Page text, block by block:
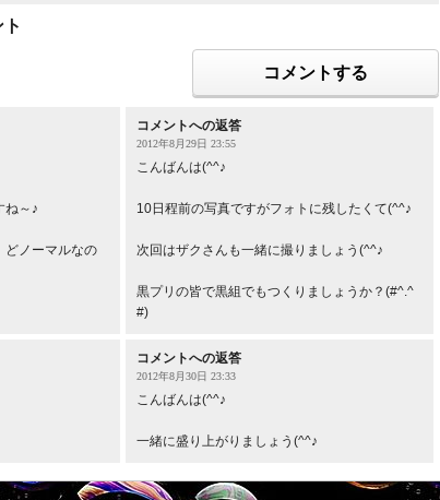
コメントする
ね～♪
どノーマルなの
コメントへの返答
2012年8月29日 23:55
こんばんは(^^♪
10日程前の写真ですがフォトに残したくて(^^♪
次回はザクさんも一緒に撮りましょう(^^♪
黒プリの皆で黒組でもつくりましょうか？(#^.^
#)
コメントへの返答
2012年8月30日 23:33
こんばんは(^^♪
一緒に盛り上がりましょう(^^♪